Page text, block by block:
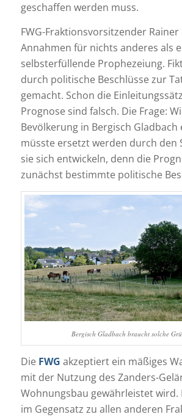
geschaffen werden muss.
FWG-Fraktionsvorsitzender
Annahmen für nichts anderes als
selbsterfüllende Prophezeiung.
durch politische Beschlüsse zur
gemacht. Schon die
Prognose sind falsch. Die Frage:
Bevölkerung in Bergisch Gladbach
müsste ersetzt werden durch den
sie sich entwickeln, denn die
zunächst bestimmte politische
Bergisch Gladbach braucht solche
Die FWG akzeptiert ein mäßiges
mit der Nutzung des Zanders-
Wohnungsbau gewährleistet wird.
im Gegensatz zu allen anderen